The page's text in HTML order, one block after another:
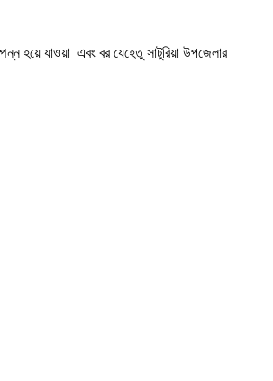
হয়ে যাওয়া এবং বর যেহেতু সাটুরিয়া উপজেলার